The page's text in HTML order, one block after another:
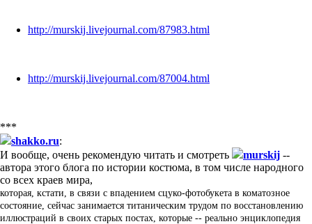
http://murskij.livejournal.com/87983.html
http://murskij.livejournal.com/87004.html
***
shakko.ru:
И вообще, очень рекомендую читать и смотреть
murskij --
автора этого блога по истории костюма, в том числе народного
со всех краев мира,
которая, кстати, в связи с впадением сцуко-фотобукета в коматозное
состояние, сейчас занимается титаническим трудом по восстановлению
иллюстраций в своих старых постах, которые -- реально энциклопедия